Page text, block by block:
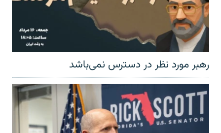
رهبر مورد نظر در دسترس نمی‌باشد